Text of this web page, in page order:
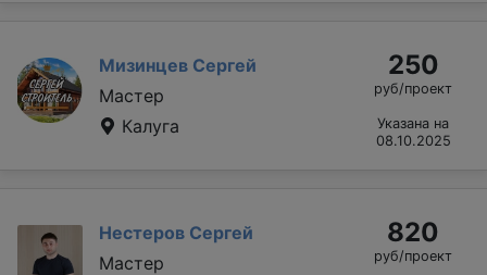
Мизинцев Сергей
Мастер
Калуга
250
руб/проект
Указана на
08.10.2025
Нестеров Сергей
Мастер
820
руб/проект